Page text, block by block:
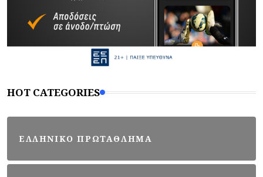
HOT CATEGORIES
ΕΛΛΗΝΙΚΟ ΠΡΩΤΑΘΛΗΜΑ